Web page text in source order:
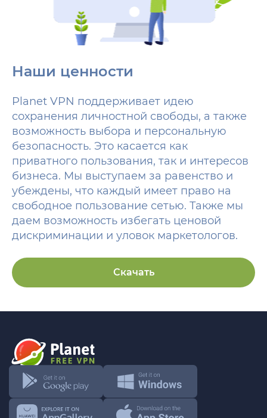
Наши ценности
Planet VPN поддерживает идею
сохранения личностной свободы, а также
возможность выбора и персональную
безопасность. Это касается как
приватного пользования, так и интересов
бизнеса. Мы выступаем за равенство и
убеждены, что каждый имеет право на
свободное пользование сетью. Также мы
даем возможность избегать ценовой
дискриминации и уловок маркетологов.
Скачать